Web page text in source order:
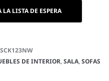
DE INTERIOR,SALA,SOFAS